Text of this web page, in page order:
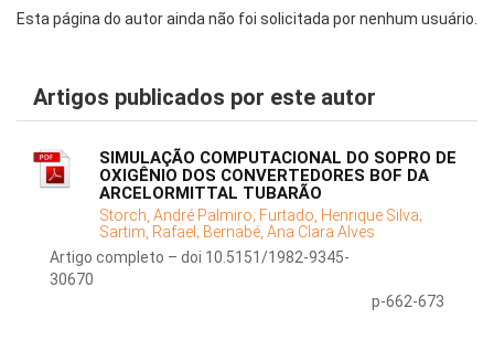
Esta página do autor ainda não foi solicitada por nenhum usuário.
Artigos publicados por este autor
SIMULAÇÃO COMPUTACIONAL DO SOPRO DE
OXIGÊNIO DOS CONVERTEDORES BOF DA
ARCELORMITTAL TUBARÃO
Storch, André Palmiro; Furtado, Henrique Silva;
Sartim, Rafael; Bernabé, Ana Clara Alves
Artigo completo – doi 10.5151/1982-9345-
30670
p-662-673